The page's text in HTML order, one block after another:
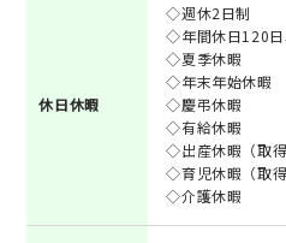
休日休暇
◇週休2日制
◇年間休日120日
◇夏季休暇
◇年末年始休暇
◇慶弔休暇
◇有給休暇
◇出産休暇（取得
◇育児休暇（取得
◇介護休暇